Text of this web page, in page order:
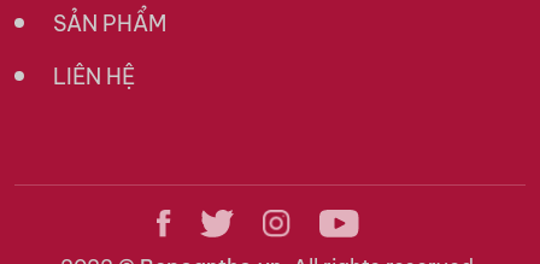
SẢN PHẨM
LIÊN HỆ